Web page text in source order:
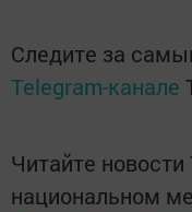
Следите за
Telegram-канале
Читайте новости
национальном